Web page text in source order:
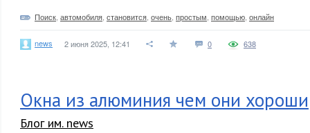
Поиск автомобиля становится очень простым помощью онлайн
news 2 июня 2025, 12:41 0 638
Окна из алюминия чем они хороши
Блог им. news